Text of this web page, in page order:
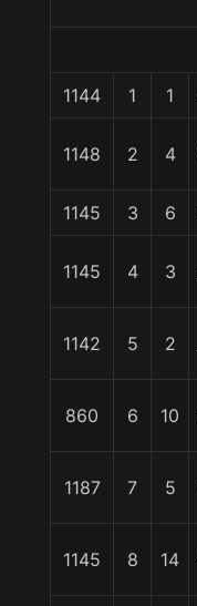
1144 1 1
1148 2 4
1145 3 6
1145 4 3
1142 5 2
860 6 10
1187 7 5
1145 8 14